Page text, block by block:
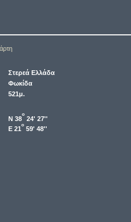
Στερεά Ελλάδα
Φωκίδα
521μ.
Ν 38
o
24' 27''
Ε 21
o
59' 48''